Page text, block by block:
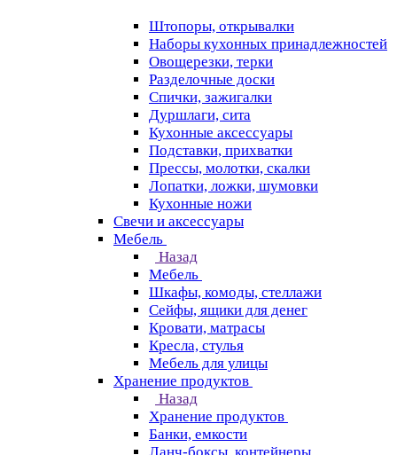
Штопоры, открывалки
Наборы кухонных принадлежностей
Овощерезки, терки
Разделочные доски
Спички, зажигалки
Дуршлаги, сита
Кухонные аксессуары
Подставки, прихватки
Прессы, молотки, скалки
Лопатки, ложки, шумовки
Кухонные ножи
Свечи и аксессуары
Мебель
Назад
Мебель
Шкафы, комоды, стеллажи
Сейфы, ящики для денег
Кровати, матрасы
Кресла, стулья
Мебель для улицы
Хранение продуктов
Назад
Хранение продуктов
Банки, емкости